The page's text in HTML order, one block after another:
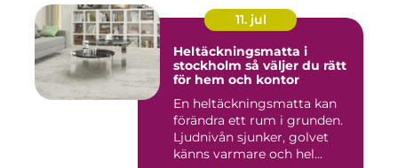
11. jul
Heltäckningsmatta i
stockholm så väljer du rätt
för hem och kontor
En heltäckningsmatta kan
förändra ett rum i grunden.
Ljudnivån sjunker, golvet
känns varmare och hel...